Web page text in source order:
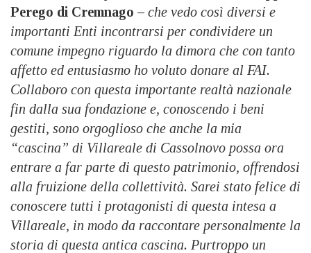
Perego di Cremnago – che vedo così diversi e
importanti Enti incontrarsi per condividere un
comune impegno riguardo la dimora che con tanto
affetto ed entusiasmo ho voluto donare al FAI.
Collaboro con questa importante realtà nazionale
fin dalla sua fondazione e, conoscendo i beni
gestiti, sono orgoglioso che anche la mia
“cascina” di Villareale di Cassolnovo possa ora
entrare a far parte di questo patrimonio, offrendosi
alla fruizione della collettività. Sarei stato felice di
conoscere tutti i protagonisti di questa intesa a
Villareale, in modo da raccontare personalmente la
storia di questa antica cascina. Purtroppo un